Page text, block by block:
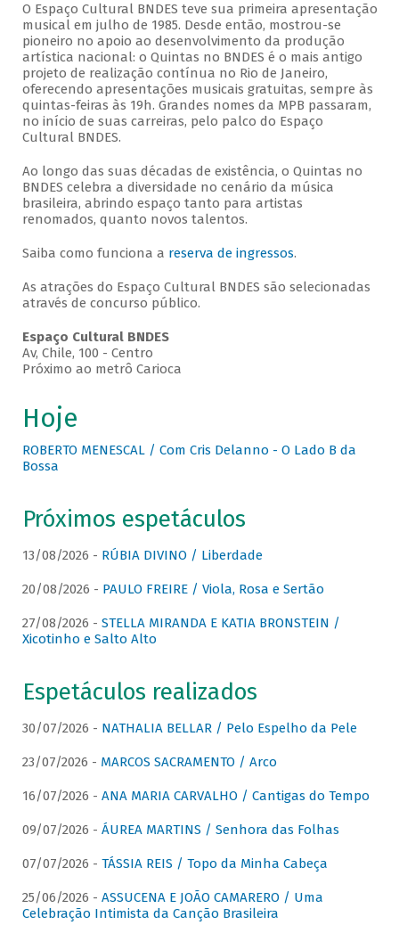
O Espaço Cultural BNDES teve sua primeira apresentação
musical em julho de 1985. Desde então, mostrou-se
pioneiro no apoio ao desenvolvimento da produção
artística nacional: o Quintas no BNDES é o mais antigo
projeto de realização contínua no Rio de Janeiro,
oferecendo apresentações musicais gratuitas, sempre às
quintas-feiras às 19h. Grandes nomes da MPB passaram,
no início de suas carreiras, pelo palco do Espaço
Cultural BNDES.
Ao longo das suas décadas de existência, o Quintas no
BNDES celebra a diversidade no cenário da música
brasileira, abrindo espaço tanto para artistas
renomados, quanto novos talentos.
Saiba como funciona a reserva de ingressos.
As atrações do Espaço Cultural BNDES são selecionadas
através de concurso público.
Espaço Cultural BNDES
Av, Chile, 100 - Centro
Próximo ao metrô Carioca
Hoje
ROBERTO MENESCAL / Com Cris Delanno - O Lado B da
Bossa
Próximos espetáculos
13/08/2026 - RÚBIA DIVINO / Liberdade
20/08/2026 - PAULO FREIRE / Viola, Rosa e Sertão
27/08/2026 - STELLA MIRANDA E KATIA BRONSTEIN /
Xicotinho e Salto Alto
Espetáculos realizados
30/07/2026 - NATHALIA BELLAR / Pelo Espelho da Pele
23/07/2026 - MARCOS SACRAMENTO / Arco
16/07/2026 - ANA MARIA CARVALHO / Cantigas do Tempo
09/07/2026 - ÁUREA MARTINS / Senhora das Folhas
07/07/2026 - TÁSSIA REIS / Topo da Minha Cabeça
25/06/2026 - ASSUCENA E JOÃO CAMARERO / Uma
Celebração Intimista da Canção Brasileira